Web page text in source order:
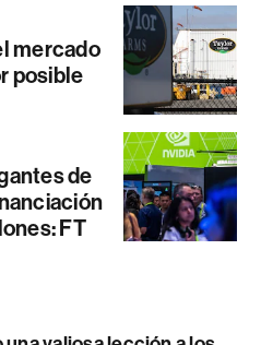
mercado
posible
de
FT